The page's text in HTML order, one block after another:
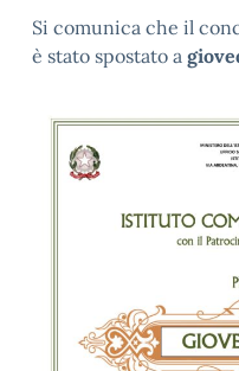
Si comunica che il
è stato spostato a